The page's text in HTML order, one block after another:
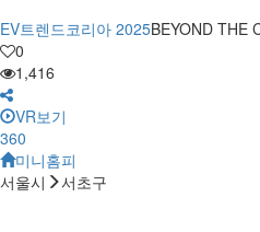
EV트렌드코리아 2025BEYOND THE
0
1,416
VR보기
360
미니홈피
서울시
서초구